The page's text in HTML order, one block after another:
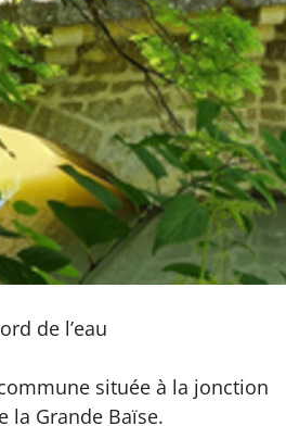
de l’eau
située à la jonction
la Grande Baïse.